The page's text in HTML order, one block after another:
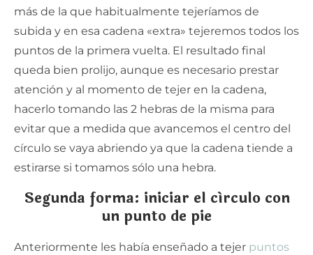
más de la que habitualmente tejeríamos de
subida y en esa cadena «extra» tejeremos todos los
puntos de la primera vuelta. El resultado final
queda bien prolijo, aunque es necesario prestar
atención y al momento de tejer en la cadena,
hacerlo tomando las 2 hebras de la misma para
evitar que a medida que avancemos el centro del
círculo se vaya abriendo ya que la cadena tiende a
estirarse si tomamos sólo una hebra.
Segunda forma: iniciar el círculo con
un punto de pie
Anteriormente les había enseñado a tejer puntos